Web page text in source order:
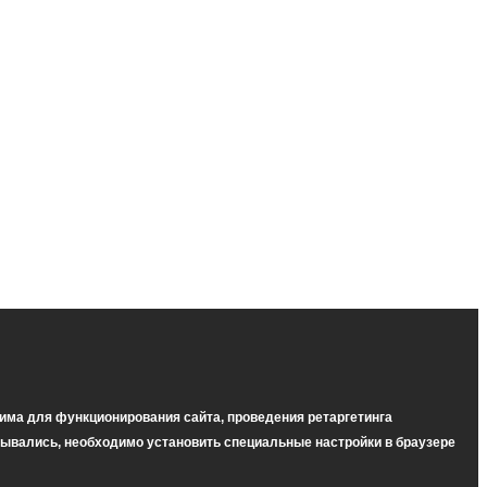
для функционирования сайта, проведения ретаргетинга
необходимо установить специальные настройки в браузере